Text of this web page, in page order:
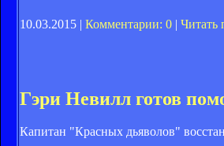
10.03.2015 | Комментарии: 0 | Читать
Гэри Невилл готов
Капитан "Красных дьяволов"